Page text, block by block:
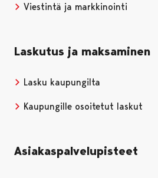
Viestintä ja markkinointi
Laskutus ja maksaminen
Lasku kaupungilta
Kaupungille osoitetut laskut
Asiakaspalvelupisteet